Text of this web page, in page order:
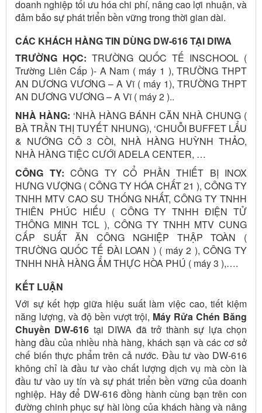
doanh nghiệp tối ưu hóa chi phí, nâng cao lợi nhuận, và
đảm bảo sự phát triển bền vững trong thời gian dài.
CÁC KHÁCH HÀNG TIN DÙNG DW-616 TẠI DIWA
TRƯỜNG HỌC: TRƯỜNG QUỐC TẾ INSCHOOL (
Trường Liên Cấp )- A Nam ( máy 1 ), TRƯỜNG THPT
AN DƯƠNG VƯƠNG – A Vĩ ( máy 1), TRƯỜNG THPT
AN DƯƠNG VƯƠNG – A Vĩ ( máy 2 )..
NHÀ HÀNG: ‘NHÀ HÀNG BÁNH CĂN NHÀ CHUNG (
BÀ TRẦN THỊ TUYẾT NHUNG), ‘CHUỖI BUFFET LẨU
& NƯỚNG CÔ 3 CÒI, NHÀ HÀNG HUỲNH THẢO,
NHÀ HÀNG TIỆC CƯỚI ADELA CENTER, …
CÔNG TY: CÔNG TY CỔ PHẦN THIẾT BỊ INOX
HƯNG VƯỢNG ( CÔNG TY HÓA CHẤT 21 ), CÔNG TY
TNHH MTV CAO SU THỐNG NHẤT, CÔNG TY TNHH
THIÊN PHÚC HIẾU ( CÔNG TY TNHH ĐIỆN TỬ
THÔNG MINH TCL ), CÔNG TY TNHH MTV CUNG
CẤP SUẤT ĂN CÔNG NGHIỆP THẬP TOÀN (
TRƯỜNG QUỐC TẾ ĐÀI LOAN ) ( máy 2 ), CÔNG TY
TNHH NHÀ HÀNG ẨM THỰC HÒA PHÚ ( máy 3 ),….
KẾT LUẬN
Với sự kết hợp giữa hiệu suất làm việc cao, tiết kiệm
năng lượng, và độ bền vượt trội, Máy Rửa Chén Băng
Chuyền DW-616 tại DIWA đã trở thành sự lựa chọn
hàng đầu của nhiều nhà hàng, khách sạn và các cơ sở
chế biến thực phẩm trên cả nước. Đầu tư vào DW-616
không chỉ là đầu tư vào chất lượng dịch vụ mà còn là
đầu tư vào uy tín và sự phát triển bền vững của doanh
nghiệp. Hãy để DW-616 đồng hành cùng bạn trên con
đường chinh phục sự hài lòng của khách hàng và nâng